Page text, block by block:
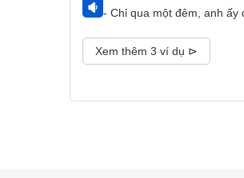
- Chỉ qua một đêm, anh ấy
Xem thêm 3 ví dụ ⊳